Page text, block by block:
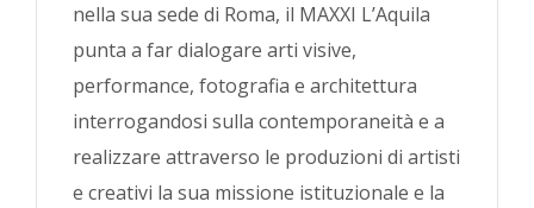
nella sua sede di Roma, il MAXXI L’Aquila
punta a far dialogare arti visive,
performance, fotografia e architettura
interrogandosi sulla contemporaneità e a
realizzare attraverso le produzioni di artisti
e creativi la sua missione istituzionale e la